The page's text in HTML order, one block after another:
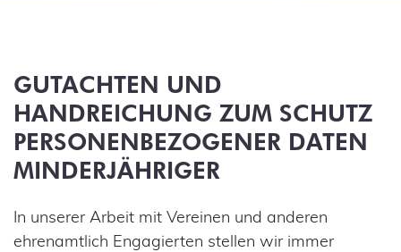
GUTACHTEN UND
HANDREICHUNG ZUM SCHUTZ
PERSONENBEZOGENER DATEN
MINDERJÄHRIGER
In unserer Arbeit mit Vereinen und anderen
ehrenamtlich Engagierten stellen wir immer